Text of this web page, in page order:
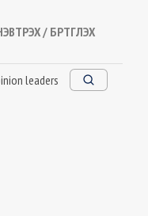
/ БҮРТГҮҮЛЭХ
leaders